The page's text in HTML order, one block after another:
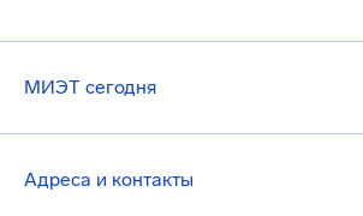
МИЭТ сегодня
Адреса и контакты